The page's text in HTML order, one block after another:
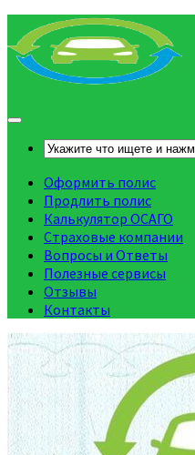
Оформить полис
Продлить полис
Калькулятор ОСАГО
Страховые компании
Вопросы и Ответы
Полезные сервисы
Отзывы
Контакты